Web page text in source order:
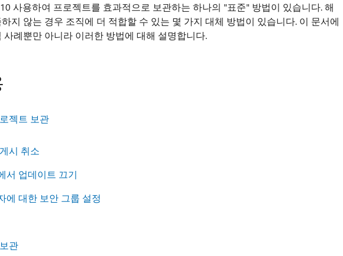
사용하여 프로젝트를 효과적으로 보관하는 하나의 "표준" 방법이 있습니다. 해
지 않는 경우 조직에 더 적합할 수 있는 몇 가지 대체 방법이 있습니다. 이 문서에
례뿐만 아니라 이러한 방법에 대해 설명합니다.
젝트 보관
시 취소
서 업데이트 끄기
에 대한 보안 그룹 설정
관